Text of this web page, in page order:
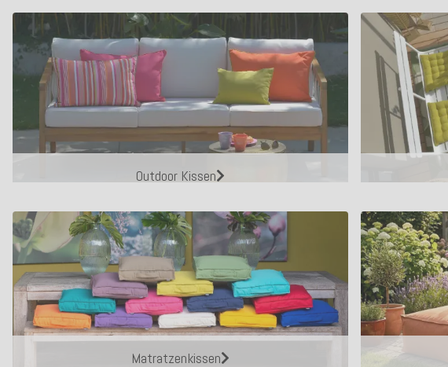
Outdoor Kissen
Matratzenkissen